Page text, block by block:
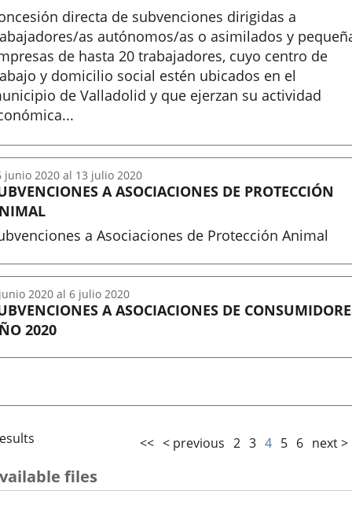
directa de subvenciones dirigidas a
as autónomos/as o asimilados y
de hasta 20 trabajadores, cuyo centro de
y domicilio social estén ubicados en el
de Valladolid y que ejerzan su actividad
A ASOCIACIONES DE PROTECCIÓN
a Asociaciones de Protección Animal
junio 2020 al 13 julio 2020
A ASOCIACIONES DE
2020
2020 al 6 julio 2020
<< < previous 2 3 4 5 6 next >
files